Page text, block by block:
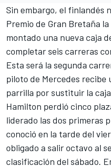
Sin embargo, el finlandés
Premio de Gran Bretaña
montado una nueva caja
completar seis carreras
Esta será la segunda
piloto de Mercedes recibe
parrilla por sustituir la
Hamilton perdió cinco
liderado las dos primeras
conoció en la tarde del
obligado a salir octavo al
clasificación del sábado.